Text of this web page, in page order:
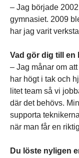
– Jag började
gymnasiet. 2009
har jag varit
Vad gör dig till en
– Jag månar om
har högt i tak och
litet team så vi
där det behövs.
supporta
när man får en
Du löste nyligen